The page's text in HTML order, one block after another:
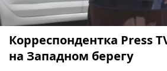
Корреспондентка Press
на Западном берегу